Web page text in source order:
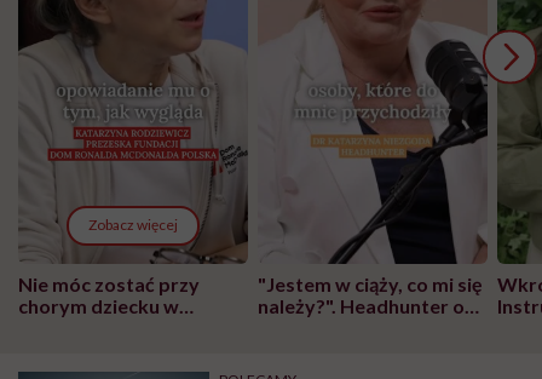
Zobacz więcej
Nie móc zostać przy
chorym dziecku w
może chyba tylko
"Jestem w ciąży, co mi się
należy?". Headhunter o
pracy